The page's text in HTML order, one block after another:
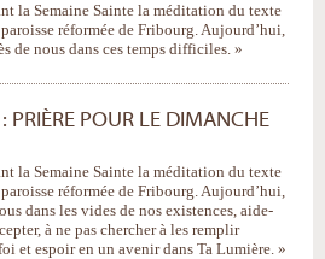
la Semaine Sainte la méditation du texte
réformée de Fribourg. Aujourd’hui,
de nous dans ces temps difficiles. »
PRIÈRE POUR LE DIMANCHE
la Semaine Sainte la méditation du texte
réformée de Fribourg. Aujourd’hui,
dans les vides de nos existences, aide-
à ne pas chercher à les remplir
et espoir en un avenir dans Ta Lumière. »